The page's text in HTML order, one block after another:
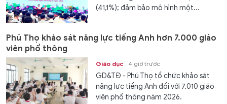
(41,1%); đảm bảo mô hình một...
Phú Thọ khảo sát năng lực tiếng Anh hơn 7.000 giáo
viên phổ thông
Giáo dục 4 giờ trước
GD&TĐ - Phú Thọ tổ chức khảo sát
năng lực tiếng Anh đối với 7.010 giáo
viên phổ thông năm 2026.